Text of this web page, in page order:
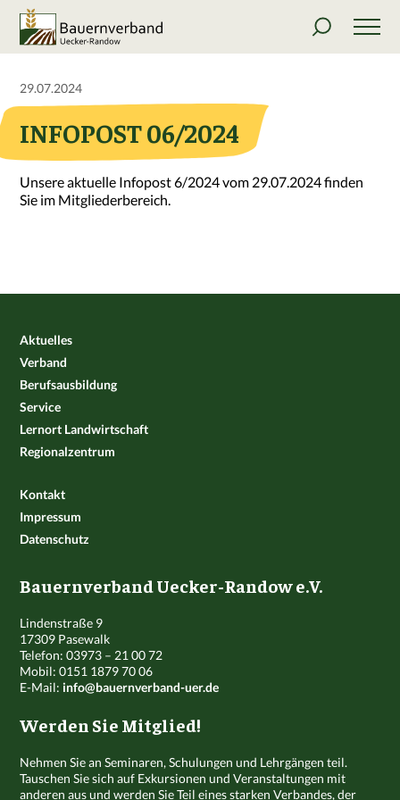
29.07.2024
INFOPOST 06/2024
Unsere aktuelle Infopost 6/2024 vom 29.07.2024 finden
Sie im Mitgliederbereich.
Aktuelles
Verband
Berufsausbildung
Service
Lernort Landwirtschaft
Regionalzentrum
Kontakt
Impressum
Datenschutz
Bauernverband Uecker-Randow e.V.
Lindenstraße 9
17309 Pasewalk
Telefon: 03973 – 21 00 72
Mobil: 0151 1879 70 06
E-Mail:info@bauernverband-uer.de
Werden Sie Mitglied!
Nehmen Sie an Seminaren, Schulungen und Lehrgängen teil.
Tauschen Sie sich auf Exkursionen und Veranstaltungen mit
anderen aus und werden Sie Teil eines starken Verbandes, der